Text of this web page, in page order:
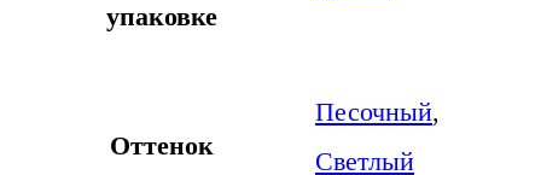
упаковке
Оттенок
Песочный,
Светлый